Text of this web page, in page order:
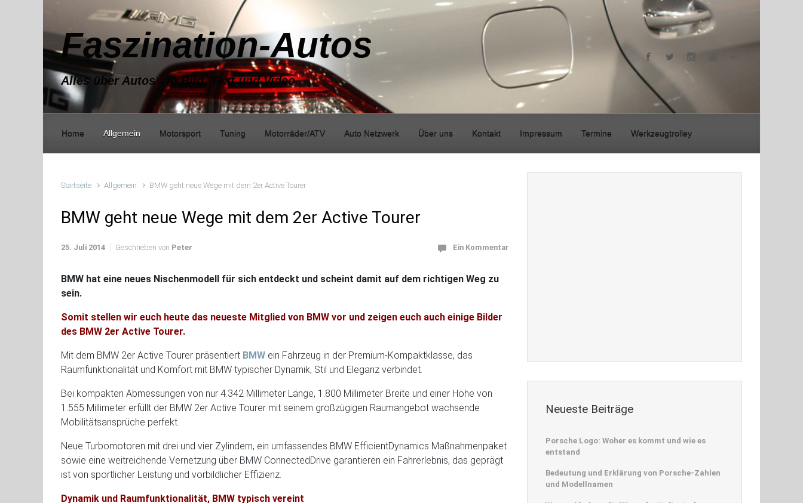
Zum Hauptinhalt springen
Faszination-Autos
Alles über Autos - in Bild, Text und Video
Home Allgemein Motorsport Tuning Motorräder/ATV Auto Netzwerk Über uns Kontakt Impressum Termine Werkzeugtrolley
Startseite Allgemein BMW geht neue Wege mit dem 2er Active Tourer
BMW geht neue Wege mit dem 2er Active Tourer
25. Juli 2014 Geschrieben von Peter Ein Kommentar
BMW hat eine neues Nischenmodell für sich entdeckt und scheint damit auf dem richtigen Weg zu
sein.
Somit stellen wir euch heute das neueste Mitglied von BMW vor und zeigen euch auch einige Bilder
des BMW 2er Active Tourer.
Mit dem BMW 2er Active Tourer präsentiert BMW ein Fahrzeug in der Premium-Kompaktklasse, das
Raumfunktionalität und Komfort mit BMW typischer Dynamik, Stil und Eleganz verbindet.
Bei kompakten Abmessungen von nur 4.342 Millimeter Länge, 1.800 Millimeter Breite und einer Höhe von
1.555 Millimeter erfüllt der BMW 2er Active Tourer mit seinem großzügigen Raumangebot wachsende
Mobilitätsansprüche perfekt.
Neue Turbomotoren mit drei und vier Zylindern, ein umfassendes BMW EfficientDynamics Maßnahmenpaket
sowie eine weitreichende Vernetzung über BMW ConnectedDrive garantieren ein Fahrerlebnis, das geprägt
ist von sportlicher Leistung und vorbildlicher Effizienz.
Dynamik und Raumfunktionalität, BMW typisch vereint
Neueste Beiträge
Porsche Logo: Woher es kommt und wie es
entstand
Bedeutung und Erklärung von Porsche-Zahlen
und Modellnamen